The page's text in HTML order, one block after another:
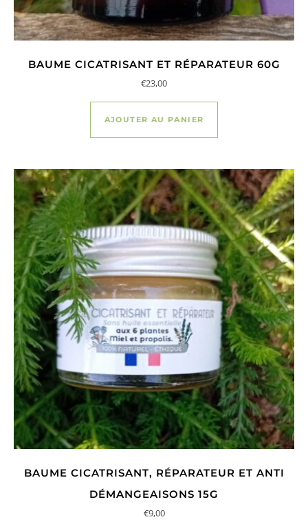
BAUME CICATRISANT ET RÉPARATEUR 60G
€23,00
AJOUTER AU PANIER
BAUME CICATRISANT, RÉPARATEUR ET ANTI
DÉMANGEAISONS 15G
€9,00